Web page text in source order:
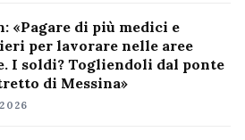
«Pagare di più medici e
per lavorare nelle aree
I soldi? Togliendoli dal ponte
di Messina»